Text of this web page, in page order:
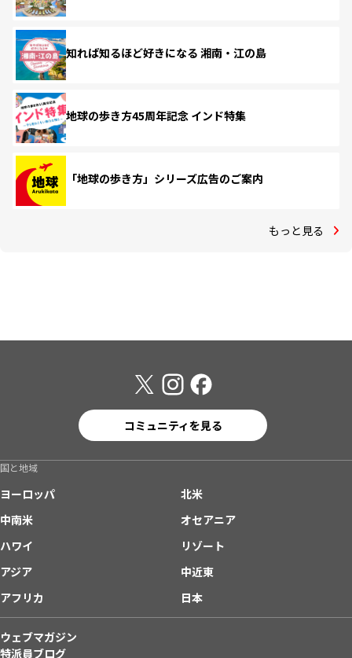
知れば知るほど好きになる 湘南・江の島
地球の歩き方45周年記念 インド特集
「地球の歩き方」シリーズ広告のご案内
もっと見る
コミュニティを見る
国と地域
ヨーロッパ
北米
中南米
オセアニア
ハワイ
リゾート
アジア
中近東
アフリカ
日本
ウェブマガジン
特派員ブログ